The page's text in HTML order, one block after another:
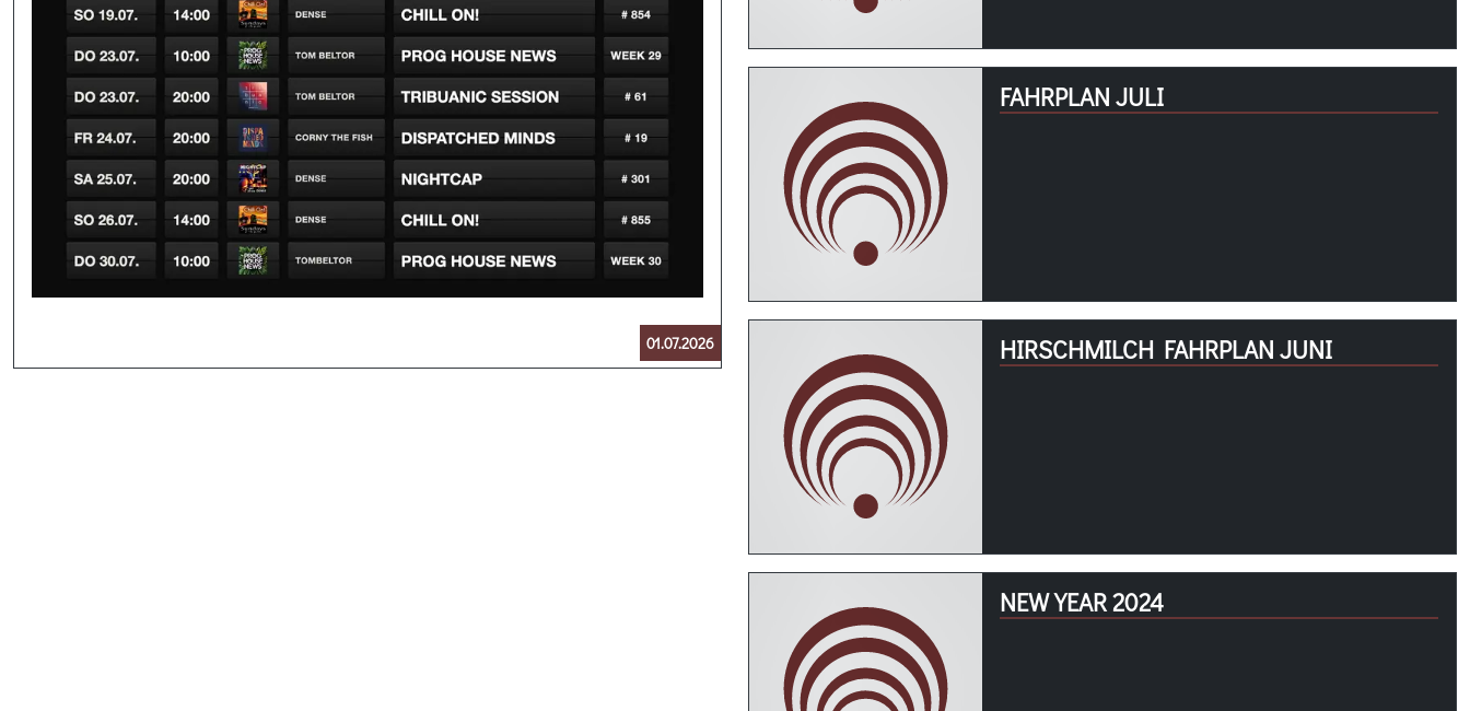
01.07.2026
FAHRPLAN JULI
HIRSCHMILCH FAHRPLAN JUNI
NEW YEAR 2024